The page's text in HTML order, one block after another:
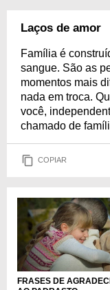
Laços de amor
Família é
sangue. São as
momentos mais
nada em troca.
você,
chamado de
COPIAR
FRASES DE